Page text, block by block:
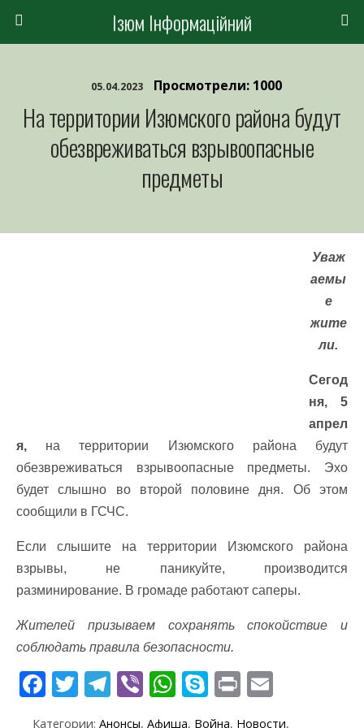
Ізюм Інформаційний
05.04.2023 Просмотрели: 1000
На территории Изюмского района будут
обезвреживаться взрывоопасные
предметы
Уваж
аемы
е
жите
ли.
Сегод
ня, 5
апрел
я, на территории Изюмского района будут
обезвреживаться взрывоопасные предметы. Эхо
будет слышно во второй половине дня. Об этом
сообщили в ГСЧС.
Если слышите на территории Изюмского района
взрывы, не паникуйте, производится
разминирование. В громаде работают саперы.
Жителей призываем сохранять спокойствие и
соблюдать правила безопасности.
F T T Vi
b
W S
k
Pr
Категории: Анонсы, Афиша, Война, Новости,